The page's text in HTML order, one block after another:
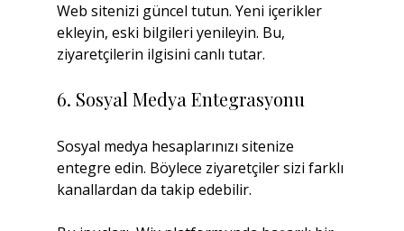
Web sitenizi güncel tutun. Yeni içerikler
ekleyin, eski bilgileri yenileyin. Bu,
ziyaretçilerin ilgisini canlı tutar.
6. Sosyal Medya Entegrasyonu
Sosyal medya hesaplarınızı sitenize
entegre edin. Böylece ziyaretçiler sizi farklı
kanallardan da takip edebilir.